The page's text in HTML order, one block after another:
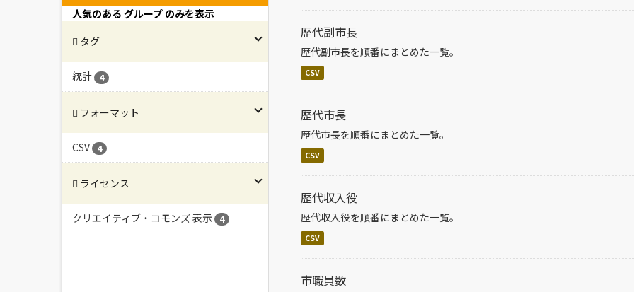
人気のある グループ のみを表示
タグ
統計 4
フォーマット
CSV 4
ライセンス
クリエイティブ・コモンズ 表示 4
歴代副市長
歴代副市長を順番にまとめた一覧。
CSV
歴代市長
歴代市長を順番にまとめた一覧。
CSV
歴代収入役
歴代収入役を順番にまとめた一覧。
CSV
市職員数